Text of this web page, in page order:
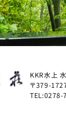
KKR水上
〒379-
TEL:0278-